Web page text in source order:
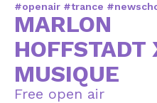
#openair #trance
MARLON
HOFFSTADT
MUSIQUE
Free open air